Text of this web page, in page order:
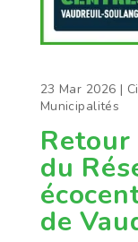
Retour
du
de
23 Mar 2026 |
Municipalités